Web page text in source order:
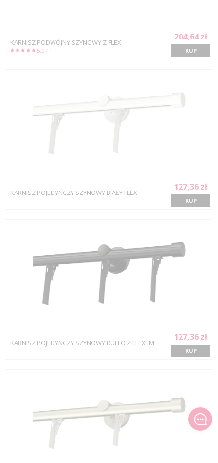
KARNISZ PODWÓJNY SZYNOWY Z FLEX
5.0 / 1
204,64 zł
KUP
KARNISZ POJEDYNCZY SZYNOWY BIAŁY FLEX
127,36 zł
KUP
KARNISZ POJEDYNCZY SZYNOWY RULLO Z FLEXEM
127,36 zł
KUP